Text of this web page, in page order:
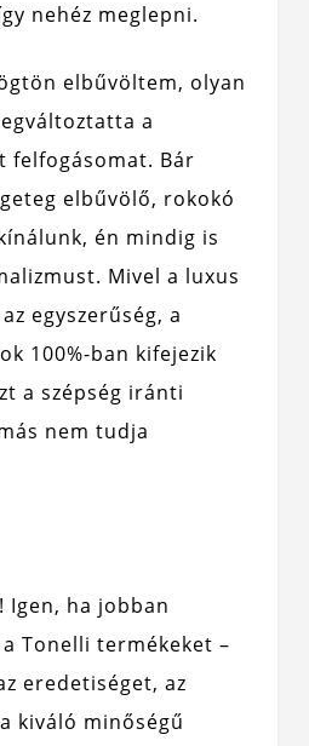
nehéz meglepni.
elbűvöltem, olyan
a
Bár
elbűvölő, rokokó
én mindig is
Mivel a luxus
egyszerűség, a
100%-ban kifejezik
a szépség iránti
nem tudja
Igen, ha jobban
Tonelli termékeket –
eredetiséget, az
kiváló minőségű